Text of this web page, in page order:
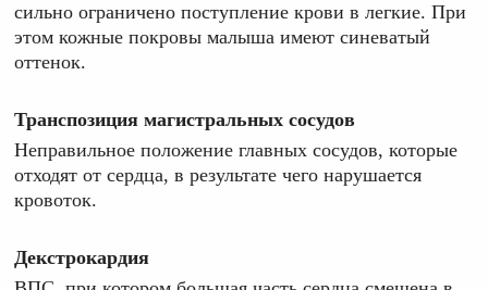
сильно ограничено поступление крови в легкие. При
этом кожные покровы малыша имеют синеватый
оттенок.
Транспозиция магистральных сосудов
Неправильное положение главных сосудов, которые
отходят от сердца, в результате чего нарушается
кровоток.
Декстрокардия